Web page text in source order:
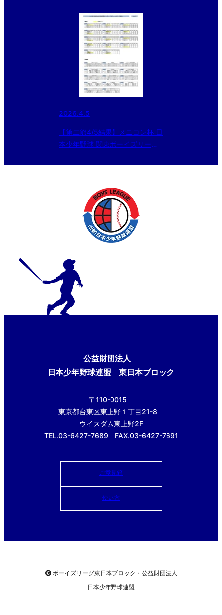
2026.4.5
【第二節4/5結果】メニコン杯 日
本少年野球 関東ボーイズリーグ
公益財団法人
日本少年野球連盟 東日本ブロック
〒110-0015
東京都台東区東上野１丁目21-8
ウイスダム東上野2F
TEL.03-6427-7689 FAX.03-6427-7691
ご意見箱
使い方
ボーイズリーグ東日本ブロック・公益財団法人
日本少年野球連盟